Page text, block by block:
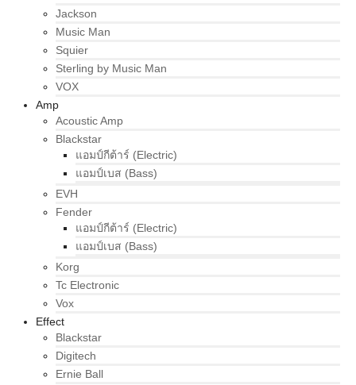
Jackson
Music Man
Squier
Sterling by Music Man
VOX
Amp
Acoustic Amp
Blackstar
แอมป์กีต้าร์ (Electric)
แอมป์เบส (Bass)
EVH
Fender
แอมป์กีต้าร์ (Electric)
แอมป์เบส (Bass)
Korg
Tc Electronic
Vox
Effect
Blackstar
Digitech
Ernie Ball